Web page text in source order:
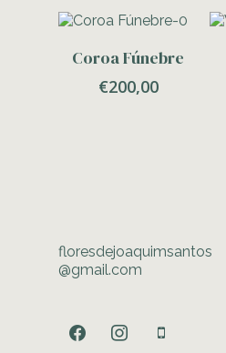
Adicionar
Coroa Fúnebre
€200,00
floresdejoaquimsantos
@gmail.com
facebookinstagrammobile